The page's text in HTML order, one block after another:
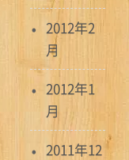
2012年2
月
2012年1
月
2011年12